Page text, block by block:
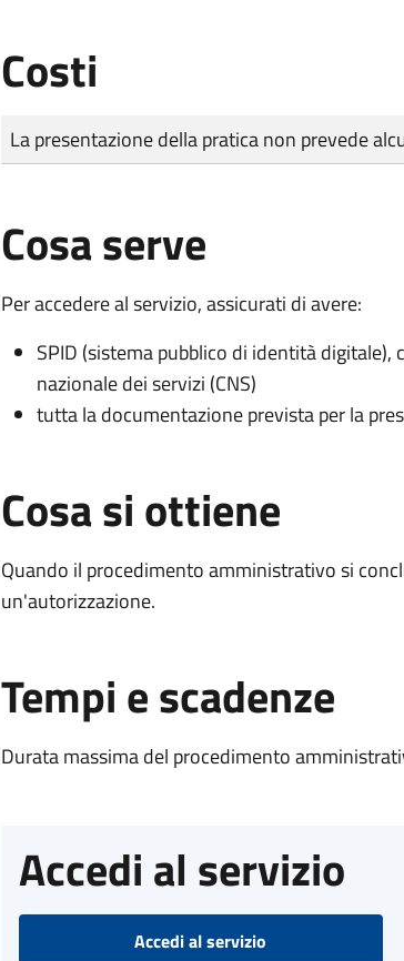
Costi
Tipo di pagamento
Importo
La presentazione della pratica non prevede
Cosa serve
Per accedere al servizio, assicurati di avere:
SPID (sistema pubblico di identità digitale),
nazionale dei servizi (CNS)
tutta la documentazione prevista per la
Cosa si ottiene
Quando il procedimento amministrativo si
un'autorizzazione.
Tempi e scadenze
Durata massima del procedimento
Accedi al servizio
Accedi al servizio